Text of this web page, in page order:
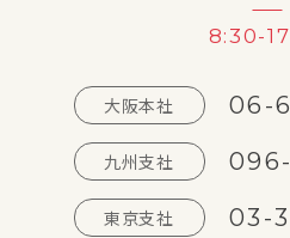
8:30-
大阪本社 06-
九州支社
東京支社 03-